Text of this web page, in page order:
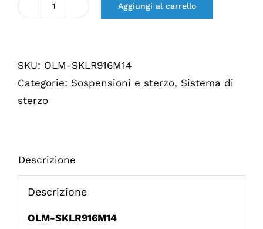
Quantità
L/R
916
Aggiungi al carrello
SKU: OLM-SKLR916M14
Categorie: Sospensioni e sterzo, Sistema di
sterzo
Descrizione
Descrizione
OLM-SKLR916M14